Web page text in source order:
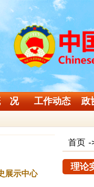
况 工作动态 政
展示中心
首页 -
理论